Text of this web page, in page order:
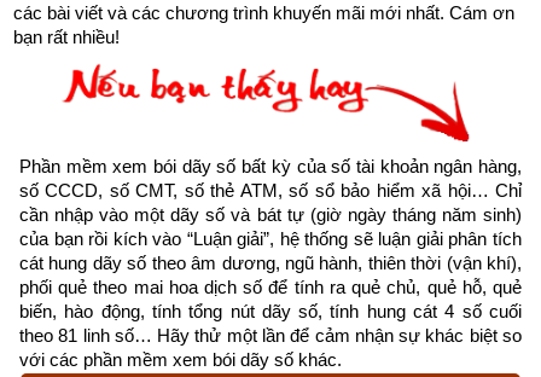
nhà chắc chắn.
Tháng sinh trong tứ trụ giống như cành của cây, cành chắc
Ngày sinh trong tứ trụ như hoa trên cây. Nhật trụ sinh
vượng tựa như muôn hoa khoe sắc. Nhật nguyên suy nhược,
hoa ít kém sắc.
Giờ sinh trong tứ trụ giống như quả. Giờ cường vượng thì
nhiều quả ngon, giờ suy nhược thì quả vừa ít mà lại không
các bài viết và các chương trình khuyến mãi mới nhất. Cám ơn
bạn rất nhiều!
Phần mềm xem bói dãy số bất kỳ của số tài khoản ngân hàng,
số CCCD, số CMT, số thẻ ATM, số sổ bảo hiểm xã hội… Chỉ
cần nhập vào một dãy số và bát tự (giờ ngày tháng năm sinh)
của bạn rồi kích vào “Luận giải”, hệ thống sẽ luận giải phân tích
cát hung dãy số theo âm dương, ngũ hành, thiên thời (vận khí),
phối quẻ theo mai hoa dịch số để tính ra quẻ chủ, quẻ hỗ, quẻ
biến, hào động, tính tổng nút dãy số, tính hung cát 4 số cuối
theo 81 linh số… Hãy thử một lần để cảm nhận sự khác biệt so
với các phần mềm xem bói dãy số khác.